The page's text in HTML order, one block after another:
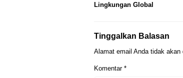
Lingkungan Global
Tinggalkan Balasan
Alamat email Anda tidak akan
Komentar *